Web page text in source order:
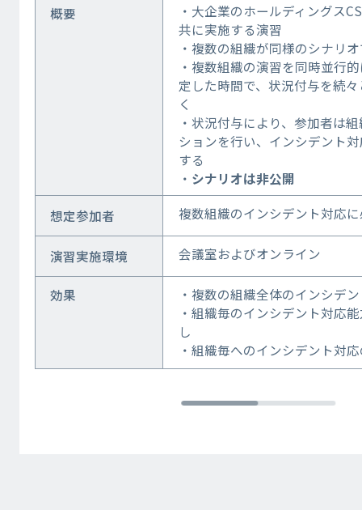
概要
・大企業のホールディングス
共に実施する演習
・複数の組織が同様のシナリ
・複数組織の演習を同時並行
定した時間で、状況付与を続
く
・状況付与により、参加者は
ションを行い、インシデント
する
・ シナリオは非公開
想定参加者 複数組織のインシデント対応
演習実施環境 会議室およびオンライン
効果
・複数の組織全体のインシデ
・組織毎のインシデント対応
し
・組織毎へのインシデント対